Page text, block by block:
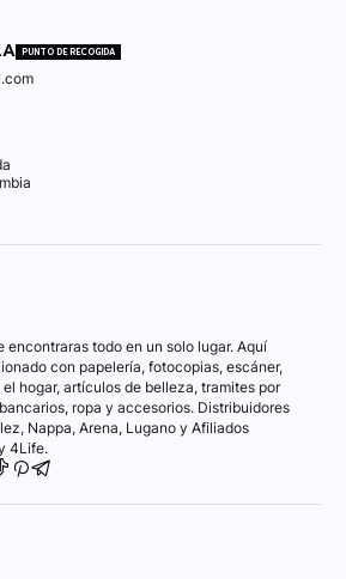
PUNTO DE RECOGIDA
encontraras todo en un solo lugar. Aquí
con papelería, fotocopias, escáner,
hogar, artículos de belleza, tramites por
ropa y accesorios. Distribuidores
Nappa, Arena, Lugano y Afiliados
4Life.